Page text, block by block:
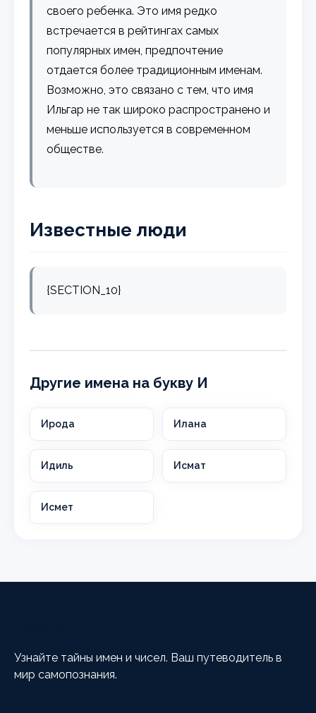
своего ребенка. Это имя редко
встречается в рейтингах самых
популярных имен, предпочтение
отдается более традиционным именам.
Возможно, это связано с тем, что имя
Ильгар не так широко распространено и
меньше используется в современном
обществе.
Известные люди
{SECTION_10}
Другие имена на букву И
Ирода Илана
Идиль Исмат
Исмет
Узнайте тайны имен и чисел. Ваш путеводитель в
мир самопознания.